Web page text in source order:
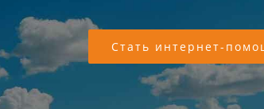
Стать интернет-